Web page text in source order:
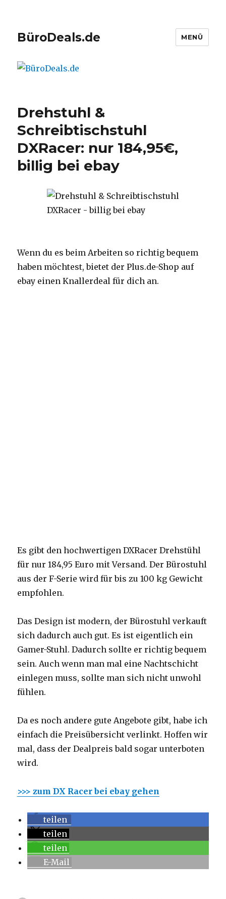
BüroDeals.de MENÜ
Drehstuhl &
Schreibtischstuhl
DXRacer: nur 184,95€,
billig bei ebay
Wenn du es beim Arbeiten so richtig bequem
haben möchtest, bietet der Plus.de-Shop auf
ebay einen Knallerdeal für dich an.
Es gibt den hochwertigen DXRacer Drehstühl
für nur 184,95 Euro mit Versand. Der Bürostuhl
aus der F-Serie wird für bis zu 100 kg Gewicht
empfohlen.
Das Design ist modern, der Bürostuhl verkauft
sich dadurch auch gut. Es ist eigentlich ein
Gamer-Stuhl. Dadurch sollte er richtig bequem
sein. Auch wenn man mal eine Nachtschicht
einlegen muss, sollte man sich nicht unwohl
fühlen.
Da es noch andere gute Angebote gibt, habe ich
einfach die Preisübersicht verlinkt. Hoffen wir
mal, dass der Dealpreis bald sogar unterboten
wird.
>>> zum DX Racer bei ebay gehen
teilen
teilen
teilen
E-Mail